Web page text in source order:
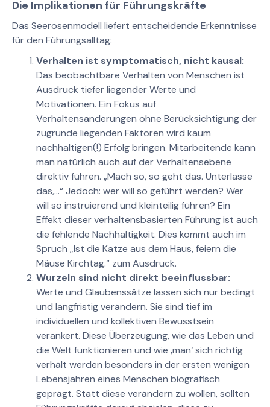
Die Implikationen für Führungskräfte
Das Seerosenmodell liefert entscheidende Erkenntnisse
für den Führungsalltag:
Verhalten ist symptomatisch, nicht kausal:
Das beobachtbare Verhalten von Menschen ist
Ausdruck tiefer liegender Werte und
Motivationen. Ein Fokus auf
Verhaltensänderungen ohne Berücksichtigung der
zugrunde liegenden Faktoren wird kaum
nachhaltigen(!) Erfolg bringen. Mitarbeitende kann
man natürlich auch auf der Verhaltensebene
direktiv führen. „Mach so, so geht das. Unterlasse
das,…“ Jedoch: wer will so geführt werden? Wer
will so instruierend und kleinteilig führen? Ein
Effekt dieser verhaltensbasierten Führung ist auch
die fehlende Nachhaltigkeit. Dies kommt auch im
Spruch „Ist die Katze aus dem Haus, feiern die
Mäuse Kirchtag.“ zum Ausdruck.
Wurzeln sind nicht direkt beeinflussbar:
Werte und Glaubenssätze lassen sich nur bedingt
und langfristig verändern. Sie sind tief im
individuellen und kollektiven Bewusstsein
verankert. Diese Überzeugung, wie das Leben und
die Welt funktionieren und wie ‚man‘ sich richtig
verhält werden besonders in der ersten wenigen
Lebensjahren eines Menschen biografisch
geprägt. Statt diese verändern zu wollen, sollten